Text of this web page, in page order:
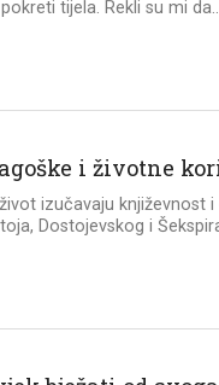
tijela. Rekli su mi
i životne
izučavaju književnost i
Dostojevskog i